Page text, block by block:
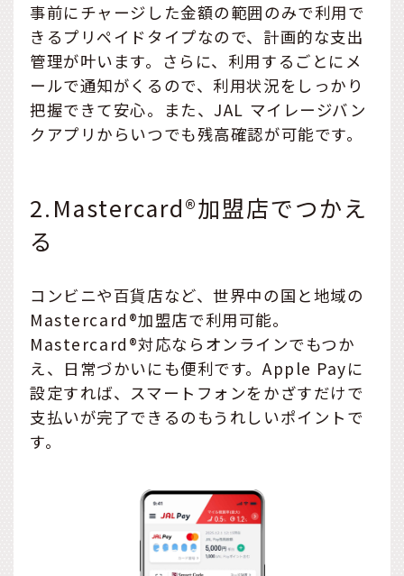
事前にチャージした金額の範囲のみで利用で
きるプリペイドタイプなので、計画的な支出
管理が叶います。さらに、利用するごとにメ
ールで通知がくるので、利用状況をしっかり
把握できて安心。また、JAL マイレージバン
クアプリからいつでも残高確認が可能です。
2.Mastercard®加盟店でつかえ
る
コンビニや百貨店など、世界中の国と地域の
Mastercard®加盟店で利用可能。
Mastercard®対応ならオンラインでもつか
え、日常づかいにも便利です。Apple Payに
設定すれば、スマートフォンをかざすだけで
支払いが完了できるのもうれしいポイントで
す。